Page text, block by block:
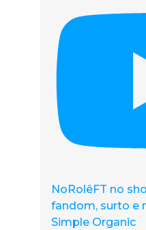
NoRolêFT no
fandom, surto e
Simple Organic